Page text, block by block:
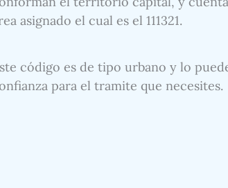
asignado el cual es el 111321.
código es de tipo urbano y lo
para el tramite que necesites.